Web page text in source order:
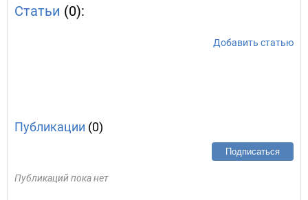
Статьи (0):
Добавить статью
Публикации (0)
Подписаться
Публикаций пока нет